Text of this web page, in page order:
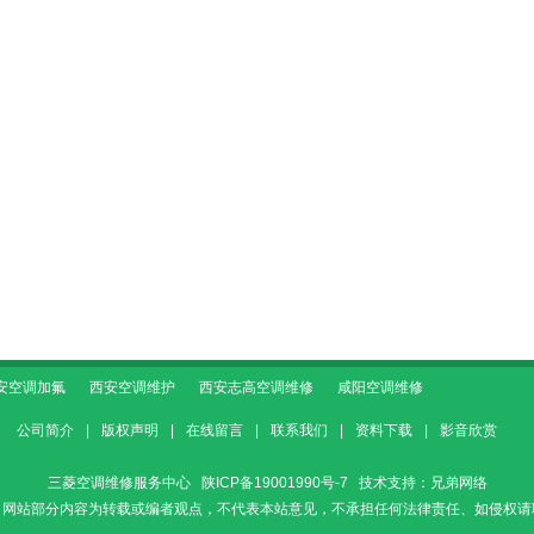
空调加氟 西安空调维护 西安志高空调维修 咸阳空调维修
公司简介 版权声明 在线留言 联系我们 资料下载 影音欣赏
三菱空调维修服务中心 陕ICP备19001990号-7 技术支持： 兄弟网络
站部分内容为转载或编者观点，不代表本站意见，不承担任何法律责任、如侵权请